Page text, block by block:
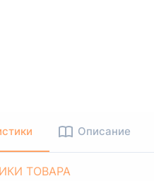
Описание
ТОВАРА